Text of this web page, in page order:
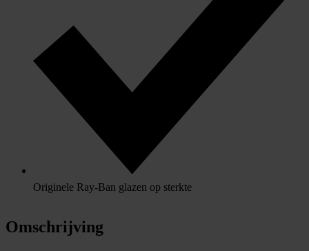
Originele Ray-Ban glazen op sterkte
Omschrijving